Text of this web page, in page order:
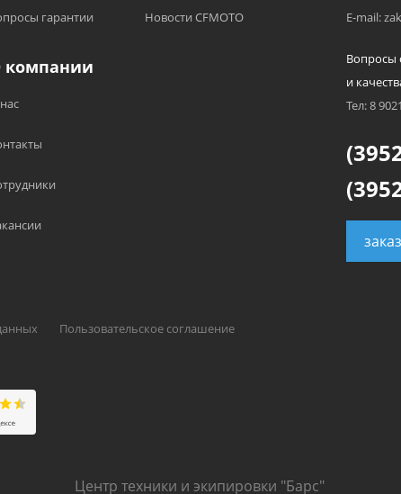
гарантии Новости CFMOTO
компании
Пользовательское соглашение
E-mail:
Вопросы
и
Тел: 8
Центр техники и экипировки "Барс"